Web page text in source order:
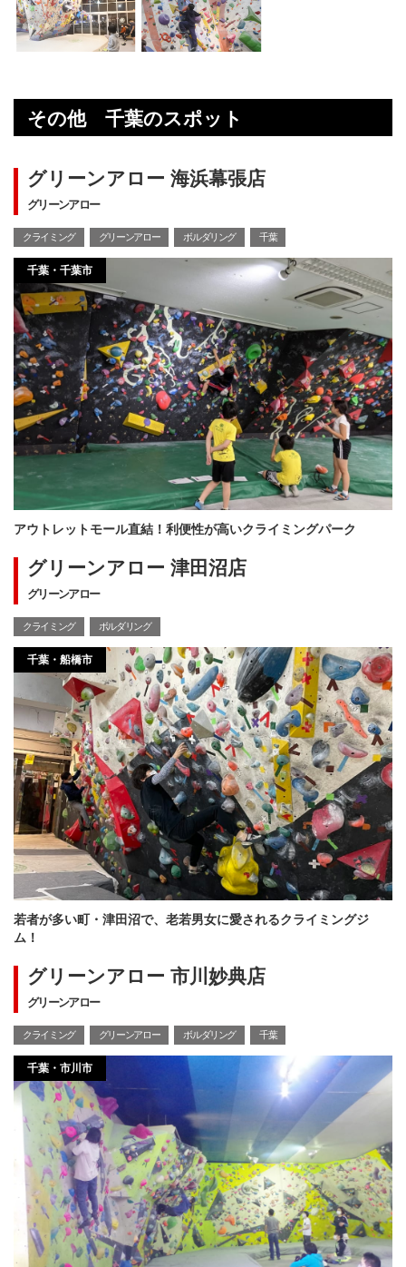
その他 千葉のスポット
グリーンアロー 海浜幕張店
グリーンアロー
クライミング グリーンアロー ボルダリング 千葉
千葉・千葉市
アウトレットモール直結！利便性が高いクライミングパーク
グリーンアロー 津田沼店
グリーンアロー
クライミング ボルダリング
千葉・船橋市
若者が多い町・津田沼で、老若男女に愛されるクライミングジ
ム！
グリーンアロー 市川妙典店
グリーンアロー
クライミング グリーンアロー ボルダリング 千葉
千葉・市川市